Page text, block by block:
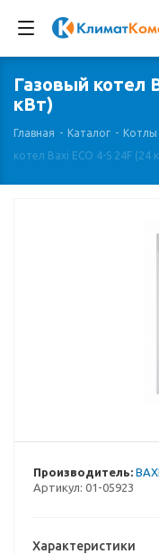
Газовый котел
кВт)
Главная - Каталог - Котлы
котел Baxi ECO 4-S 24F (24
Производитель: BAXI
Артикул: 01-05923
Характеристики